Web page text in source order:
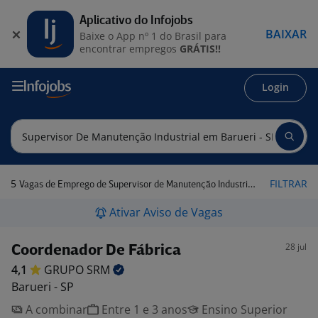
Login
5 Vagas de Emprego de Supervisor de Manutenção Industrial em Barueri - SP FILTRAR
Ativar Aviso de Vagas
Coordenador De Fábrica 28 jul
4,1 GRUPO SRM
Barueri - SP
A combinar
Entre 1 e 3 anos
Ensino Superior
Aplicativo do Infojobs
Baixe o App nº 1 do Brasil para
encontrar empregos GRÁTIS!!
BAIXAR